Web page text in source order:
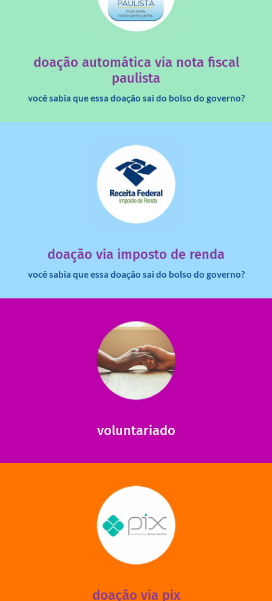
doação automática via nota fiscal
paulista
você sabia que essa doação sai do bolso do governo?
saiba mais
doação via imposto de renda
você sabia que essa doação sai do bolso do governo?
imposto de renda para uma instituição e que esse
dinheiro deixa de ir para o governo?
saiba mais
voluntariado
ajudar com certos assuntos. Entre em contato conosco e
saiba como nos ajudar.
saiba mais
doação via pix
via PIX? Elas também são muito importantes para
mantermos nossas unidades em funcionamento!
saiba mais